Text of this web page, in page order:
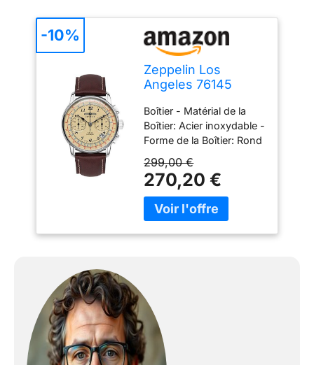
Zeppelin Los
Angeles 76145
homme
Boîtier - Matérial de la
Boîtier: Acier inoxydable -
Forme de la Boîtier: Rond
Argent - Verre: Verre
Minéral
299,00 €
270,20 €
-10%